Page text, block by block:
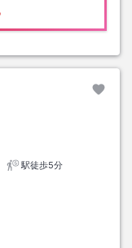
駅徒歩5分